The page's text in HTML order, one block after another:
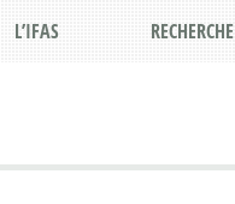
L’IFAS RECHERCHE